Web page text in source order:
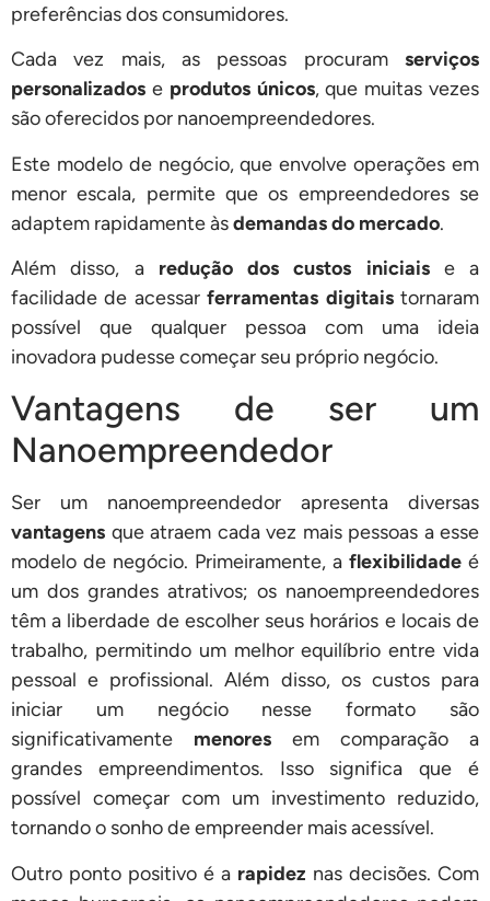
preferências dos consumidores.
Cada vez mais, as pessoas procuram serviços
personalizados e produtos únicos, que muitas vezes
são oferecidos por nanoempreendedores.
Este modelo de negócio, que envolve operações em
menor escala, permite que os empreendedores se
adaptem rapidamente àsdemandas do mercado.
Além disso, a redução dos custos iniciaise a
facilidade de acessarferramentas digitaistornaram
possível que qualquer pessoa com uma ideia
inovadora pudesse começar seu próprio negócio.
Vantagens de ser um
Nanoempreendedor
Ser um nanoempreendedor apresenta diversas
vantagens que atraem cada vez mais pessoas a esse
modelo de negócio. Primeiramente, a flexibilidade é
um dos grandes atrativos; os nanoempreendedores
têm a liberdade de escolher seus horários e locais de
trabalho, permitindo um melhor equilíbrio entre vida
pessoal e profissional. Além disso, os custos para
iniciar um negócio nesse formato são
significativamente menores em comparação a
grandes empreendimentos. Isso significa que é
possível começar com um investimento reduzido,
tornando o sonho de empreender mais acessível.
Outro ponto positivo é a rapidez nas decisões. Com